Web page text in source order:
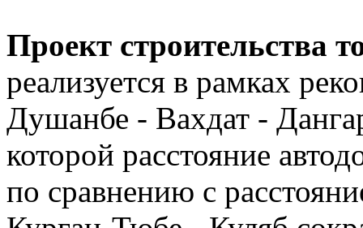
Проект строительства
реализуется в рамках
Душанбе - Вахдат -
которой расстояние
по сравнению с